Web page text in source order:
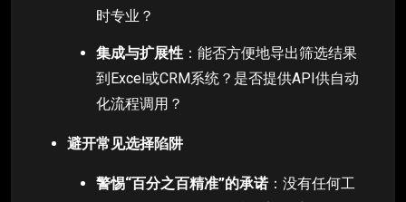
时专业？
集成与扩展性 ：能否方便地导出筛选结果
到Excel或CRM系统？是否提供API供自动
化流程调用？
避开常见选择陷阱
警惕“百分之百精准”的承诺 ：没有任何工